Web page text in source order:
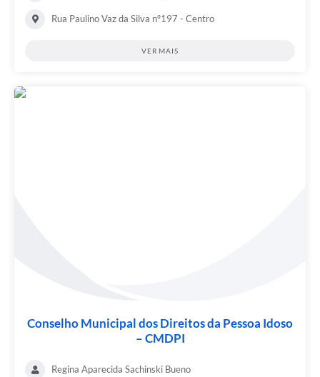
Rua Paulino Vaz da Silva nº197 - Centro
VER MAIS
Conselho Municipal dos Direitos da Pessoa Idoso
– CMDPI
Regina Aparecida Sachinski Bueno